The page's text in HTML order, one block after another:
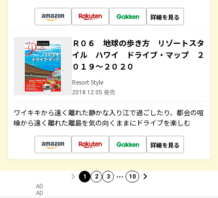
詳細を見る
Ｒ０６ 地球の歩き方 リゾートスタ
イル ハワイ ドライブ・マップ ２
０１９～２０２０
Resort Style
2018.12.05 発売
ワイキキから遠く離れた静かな入り江で過ごしたり、都会の喧
噪から遠く離れた離島を気の向くままにドライブを楽しむ
詳細を見る
1 2 3 … 10
AD
AD